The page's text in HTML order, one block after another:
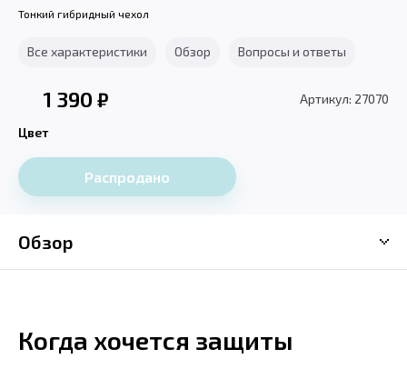
Тонкий гибридный чехол
Все характеристики Обзор Вопросы и ответы
1 390 ₽ Артикул: 27070
Цвет
Распродано
Обзор
Когда хочется защиты